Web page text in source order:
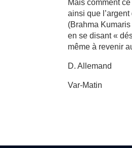
Mais comment
ainsi que
(Brahma
en se disant «
même à revenir
D. Allemand
Var-Matin